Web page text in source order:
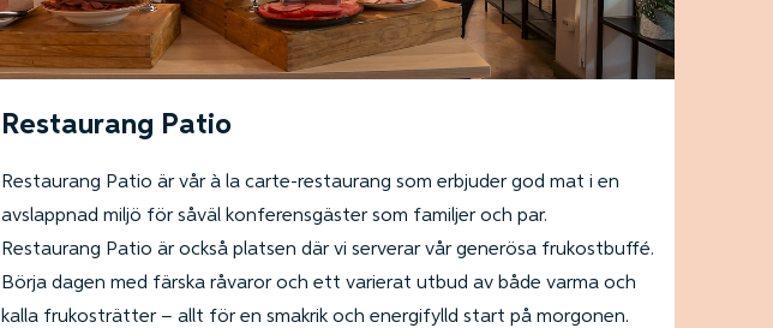
Restaurang Patio
Restaurang Patio är vår à la carte-restaurang som erbjuder god mat i en
avslappnad miljö för såväl konferensgäster som familjer och par.
Restaurang Patio är också platsen där vi serverar vår generösa frukostbuffé.
Börja dagen med färska råvaror och ett varierat utbud av både varma och
kalla frukosträtter – allt för en smakrik och energifylld start på morgonen.